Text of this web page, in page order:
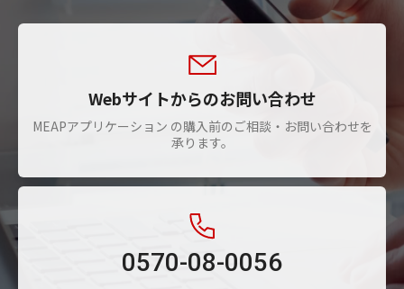
Webサイトからのお問い合わせ
MEAPアプリケーション の購入前のご相談・お問い合わせを
承ります。
0570-08-0056